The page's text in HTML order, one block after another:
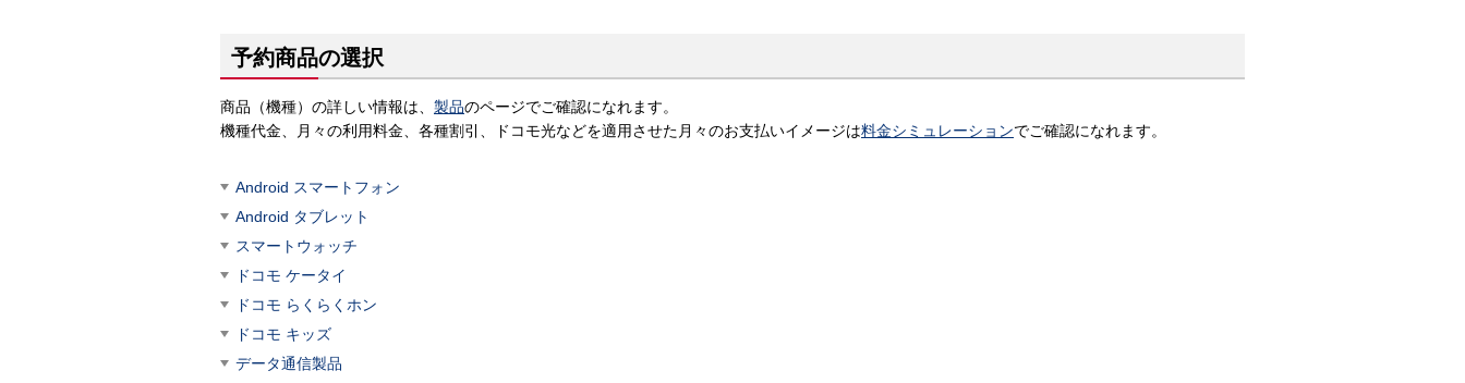
予約商品の選択
商品（機種）の詳しい情報は、 製品のページでご確認になれます。
機種代金、月々の利用料金、各種割引、ドコモ光などを適用させた月々のお支払いイメージは料金シミュレーションでご確認になれます。
Android スマートフォン
Android タブレット
スマートウォッチ
ドコモ ケータイ
ドコモ らくらくホン
ドコモ キッズ
データ通信製品